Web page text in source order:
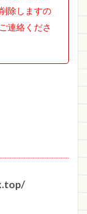
除しますの
連絡くださ